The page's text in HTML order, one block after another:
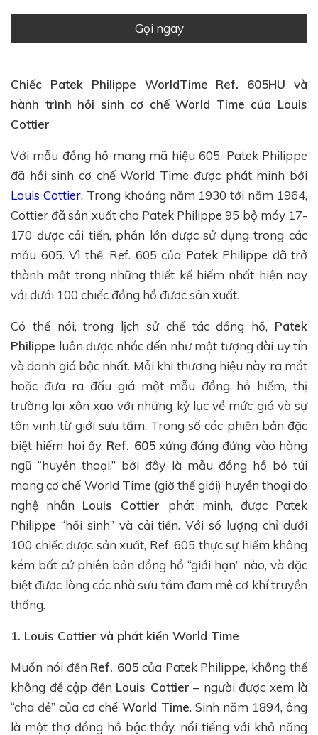
Gọi ngay
Chiếc Patek Philippe WorldTime Ref. 605HU và
hành trình hồi sinh cơ chế World Time của Louis
Cottier
Với mẫu đồng hồ mang mã hiệu 605, Patek Philippe
đã hồi sinh cơ chế World Time được phát minh bởi
Louis Cottier. Trong khoảng năm 1930 tới năm 1964,
Cottier đã sản xuất cho Patek Philippe 95 bộ máy 17-
170 được cải tiến, phần lớn được sử dụng trong các
mẫu 605. Vì thế, Ref. 605 của Patek Philippe đã trở
thành một trong những thiết kế hiếm nhất hiện nay
với dưới 100 chiếc đồng hồ được sản xuất.
Có thể nói, trong lịch sử chế tác đồng hồ, Patek
Philippe luôn được nhắc đến như một tượng đài uy tín
và danh giá bậc nhất. Mỗi khi thương hiệu này ra mắt
hoặc đưa ra đấu giá một mẫu đồng hồ hiếm, thị
trường lại xôn xao với những kỷ lục về mức giá và sự
tôn vinh từ giới sưu tầm. Trong số các phiên bản đặc
biệt hiếm hoi ấy, Ref. 605xứng đáng đứng vào hàng
ngũ “huyền thoại,” bởi đây là mẫu đồng hồ bỏ túi
mang cơ chế World Time (giờ thế giới) huyền thoại do
nghệ nhân Louis Cottier phát minh, được Patek
Philippe “hồi sinh” và cải tiến. Với số lượng chỉ dưới
100 chiếc được sản xuất, Ref. 605 thực sự hiếm không
kém bất cứ phiên bản đồng hồ “giới hạn” nào, và đặc
biệt được lòng các nhà sưu tầm đam mê cơ khí truyền
thống.
1. Louis Cottier và phát kiến World Time
Muốn nói đến Ref. 605 của Patek Philippe, không thể
không đề cập đến Louis Cottier – người được xem là
“cha đẻ” của cơ chế World Time. Sinh năm 1894, ông
là một thợ đồng hồ bậc thầy, nổi tiếng với khả năng